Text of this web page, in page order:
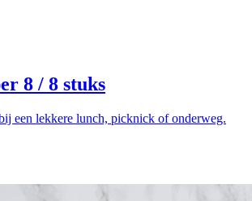
8 / 8 stuks
een lekkere lunch, picknick of onderweg.